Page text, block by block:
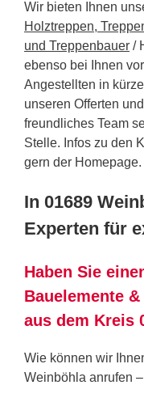
Wir bieten Ihnen
Holztreppen,
und Treppenbauer /
ebenso bei Ihnen
Angestellten in
unseren Offerten
freundliches Team
Stelle. Infos zu den
gern der Homepage.
In 01689
Experten für
Haben Sie
Bauelemente
aus dem Kreis
Wie können wir
Weinböhla anrufen –